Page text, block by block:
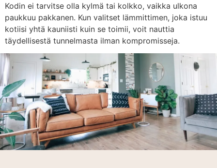
Kodin ei tarvitse olla kylmä tai kolkko, vaikka ulkona
paukkuu pakkanen. Kun valitset lämmittimen, joka istuu
kotiisi yhtä kauniisti kuin se toimii, voit nauttia
täydellisestä tunnelmasta ilman kompromisseja.